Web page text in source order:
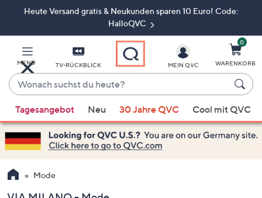
ZumHeute Versand gratis & Neukunden sparen 10 Euro! Code:
HalloQVC
MENÜ TV-RÜCKBLICK
Wonach
suchst
du
heute?
Vorschläge
verfügbar
sind,
verwenden
Sie
MEIN QVC
0
WARENKORB
Tagesangebot Neu 30 Jahre QVC Cool mit QVC
Mode